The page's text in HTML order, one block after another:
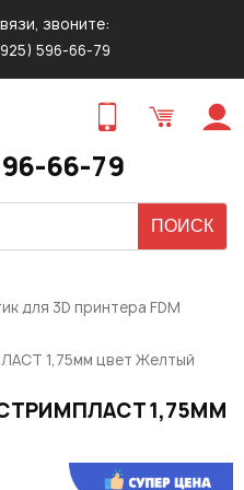
звоните:
596-66-79
66-79
для 3D принтера FDM
1,75мм цвет Желтый
СТРИМПЛАСТ 1,75ММ
ЗВОНОК
В 1 КЛИК
ЗАКАЗ